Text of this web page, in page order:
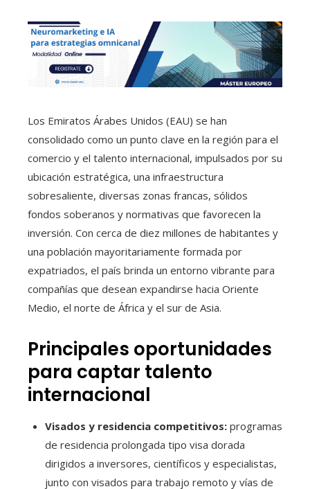
Los Emiratos Árabes Unidos (EAU) se han
consolidado como un punto clave en la región para el
comercio y el talento internacional, impulsados por su
ubicación estratégica, una infraestructura
sobresaliente, diversas zonas francas, sólidos
fondos soberanos y normativas que favorecen la
inversión. Con cerca de diez millones de habitantes y
una población mayoritariamente formada por
expatriados, el país brinda un entorno vibrante para
compañías que desean expandirse hacia Oriente
Medio, el norte de África y el sur de Asia.
Principales oportunidades
para captar talento
internacional
Visados y residencia competitivos: programas
de residencia prolongada tipo visa dorada
dirigidos a inversores, científicos y especialistas,
junto con visados para trabajo remoto y vías de